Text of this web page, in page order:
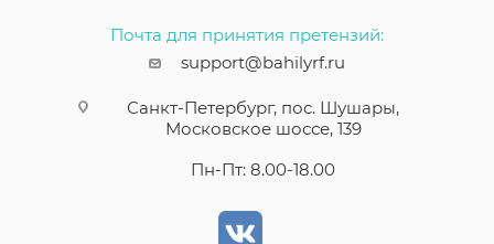
Почта для принятия претензий:
support@bahilyrf.ru
Санкт-Петербург, пос. Шушары,
Московское шоссе, 139
Пн-Пт: 8.00-18.00